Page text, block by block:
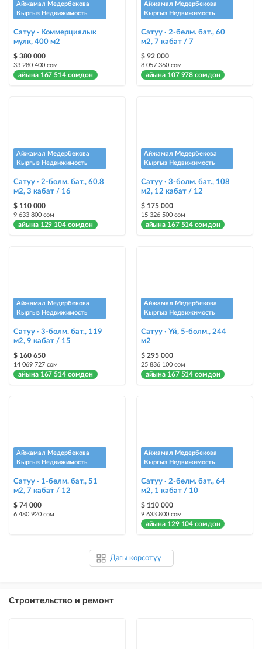
@house_kg Instagram аккаунтуна жана Telegram каналына жарыя
жайгаштыруу + Instagramдагы акы төлөнүүчү жарнама
Түс менен белгилөө
жарыялардын арасында башка түстө бөлүп көрсөтүлөт
бөлүмүндө көрсөтүлөт
Чаптамалар
Опциялары бар жаркыраган стикерлер сиздин мүлкүңүздү
башкалардан өзгөчөлөнтүп, аны тезирээк сатууга жардам берет
Айжамал Медербекова
Кыргыз Недвижимость
Сатуу · Коммерциялык
мүлк, 400 м2
$ 380 000
33 280 400 сом
айына 167 514 сомдон
Айжамал Медербекова
Кыргыз Недвижимость
Сатуу · 2-бөлм. бат., 60
м2, 7 кабат / 7
$ 92 000
8 057 360 сом
айына 107 978 сомдон
Айжамал Медербекова
Кыргыз Недвижимость
Сатуу · 2-бөлм. бат., 60.8
м2, 3 кабат / 16
$ 110 000
9 633 800 сом
айына 129 104 сомдон
Айжамал Медербекова
Кыргыз Недвижимость
Сатуу · 3-бөлм. бат., 108
м2, 12 кабат / 12
$ 175 000
15 326 500 сом
айына 167 514 сомдон
Айжамал Медербекова
Кыргыз Недвижимость
Сатуу · 3-бөлм. бат., 119
м2, 9 кабат / 15
$ 160 650
14 069 727 сом
айына 167 514 сомдон
Айжамал Медербекова
Кыргыз Недвижимость
Сатуу · Үй, 5-бөлм., 244
м2
$ 295 000
25 836 100 сом
айына 167 514 сомдон
Айжамал Медербекова
Кыргыз Недвижимость
Сатуу · 1-бөлм. бат., 51
м2, 7 кабат / 12
$ 74 000
6 480 920 сом
Айжамал Медербекова
Кыргыз Недвижимость
Сатуу · 2-бөлм. бат., 64
м2, 1 кабат / 10
$ 110 000
9 633 800 сом
айына 129 104 сомдон
Дагы көрсөтүү
Строительство и ремонт